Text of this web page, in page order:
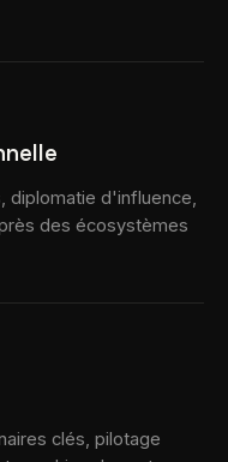
diplomatie d'influence,
des écosystèmes
clés, pilotage